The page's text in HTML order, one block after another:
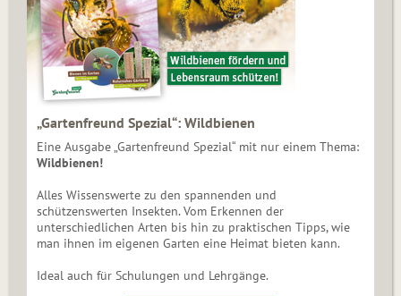
„Gartenfreund Spezial“: Wildbienen
Eine Ausgabe „Gartenfreund Spezial“ mit nur einem Thema:
Wildbienen!
Alles Wissenswerte zu den spannenden und
schützenswerten Insekten. Vom Erkennen der
unterschiedlichen Arten bis hin zu praktischen Tipps, wie
man ihnen im eigenen Garten eine Heimat bieten kann.
Ideal auch für Schulungen und Lehrgänge.